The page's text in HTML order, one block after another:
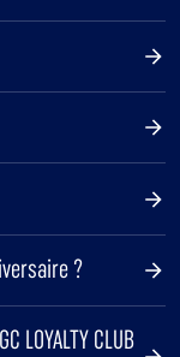
?
LOYALTY CLUB